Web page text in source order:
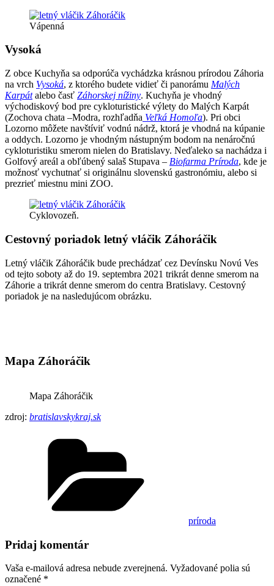
Vápenná
Vysoká
Z obce Kuchyňa sa odporúča vychádzka krásnou prírodou Záhoria
na vrch Vysoká, z ktorého budete vidieť či panorámu Malých
Karpátalebo časť Záhorskej nížiny. Kuchyňa je vhodný
východiskový bod pre cykloturistické výlety do Malých Karpát
(Zochova chata –Modra, rozhľadňa Veľká Homoľa). Pri obci
Lozorno môžete navštíviť vodnú nádrž, ktorá je vhodná na kúpanie
a oddych. Lozorno je vhodným nástupným bodom na nenáročnú
cykloturistiku smerom nielen do Bratislavy. Neďaleko sa nachádza i
Golfový areál a obľúbený salaš Stupava – Biofarma Príroda, kde je
možnosť vychutnať si originálnu slovenskú gastronómiu, alebo si
prezrieť miestnu mini ZOO.
Cyklovozeň.
Cestovný poriadok letný vláčik Záhoráčik
Letný vláčik Záhoráčik bude prechádzať cez Devínsku Novú Ves
od tejto soboty až do 19. septembra 2021 trikrát denne smerom na
Záhorie a trikrát denne smerom do centra Bratislavy. Cestovný
poriadok je na nasledujúcom obrázku.
Mapa Záhoráčik
Mapa Záhoráčik
zdroj: bratislavskykraj.sk
príroda
Pridaj komentár
Vaša e-mailová adresa nebude zverejnená. Vyžadované polia sú
označené *